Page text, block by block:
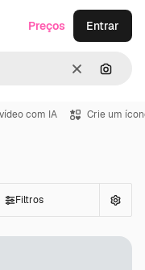
Limpar
Preços Entrar
com IA Crie um
Filtros